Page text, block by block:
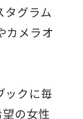
タグラム
カメラオ
ックに毎
の女性